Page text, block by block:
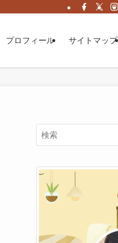
プロフィール サイトマップ